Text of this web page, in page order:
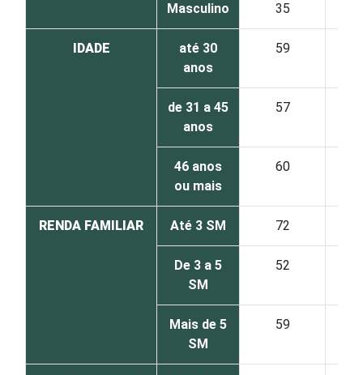
Masculino 35
IDADE
até 30
anos
59
de 31 a 45
anos
57
46 anos
ou mais
60
RENDA FAMILIAR Até 3 SM 72
De 3 a 5
SM
52
Mais de 5
SM
59